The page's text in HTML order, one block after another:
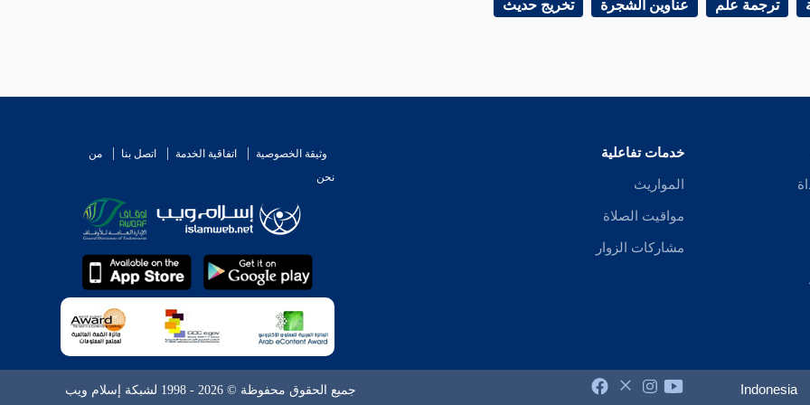
ترجمة علم عناوين الشجرة تخريج حديث
خدمات تفاعلية
المواريث
مواقيت الصلاة
مشاركات الزوار
وثيقة الخصوصية اتفاقية الخدمة اتصل بنا
من
نحن
Indonesia جميع الحقوق محفوظة © 2026 - 1998 لشبكة إسلام ويب